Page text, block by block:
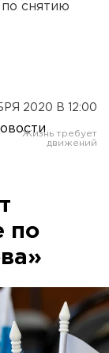
по снятию
2020 В 12:00
по